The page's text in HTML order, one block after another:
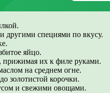
другими специями по вкусу.
яйцо.
их к филе руками.
на среднем огне.
золотистой корочки.
и свежими овощами.